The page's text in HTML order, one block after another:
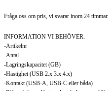
Fråga oss om pris, vi svarar inom 24 timmar.
INFORMATION VI BEHÖVER:
-Artikelnr
-Antal
-Lagringskapacitet (GB)
-Hastighet (USB 2.x 3.x 4.x)
-Kontakt (USB-A, USB-C eller båda)